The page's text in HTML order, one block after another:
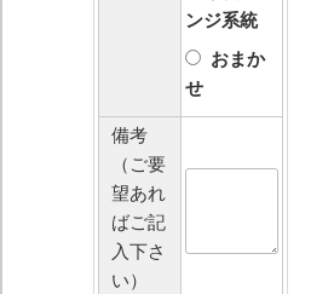
ンジ系統
おまか
せ
備考
（ご要
望あれ
ばご記
入下さ
い）